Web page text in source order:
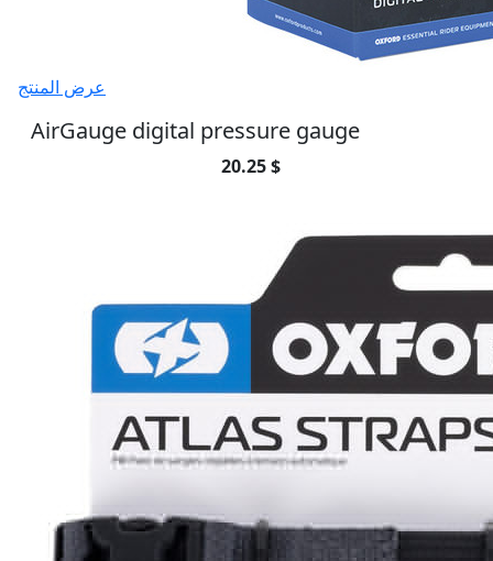
عرض المنتج
AirGauge digital pressure gauge
20.25 $